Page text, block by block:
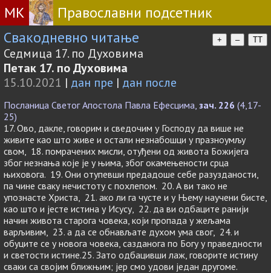
МК
Православни подсетник
Свакодневно читање
+ – TT
Седмица 17. по Духовима
Петак 17. по Духовима
15.10.2021 | дан пре | дан после
Посланица Светог Апостола Павла Ефесцима, зач. 226 (4,17-
25)
17. Ово, дакле, говорим и сведочим у Господу да више не
живите као што живе и остали незнабошци у празноумљу
свом, 18. помрачених мисли, отуђени од живота Божијега
због незнања које је у њима, због окамењености срца
њиховога. 19. Они отупевши предадоше себе разузданости,
па чине сваку нечистоту с похлепом. 20. А ви тако не
упознасте Христа, 21. ако ли га чусте и у Њему научени бисте,
као што и јесте истина у Исусу, 22. да ви одбаците ранији
начин живота старога човека, који пропада у жељама
варљивим, 23. а да се обнављате духом ума свог, 24. и
обуците се у новога човека, сазданога по Богу у праведности
и светости истине.25. Зато одбацивши лаж, говорите истину
сваки са својим ближњим; јер смо удови један другоме.